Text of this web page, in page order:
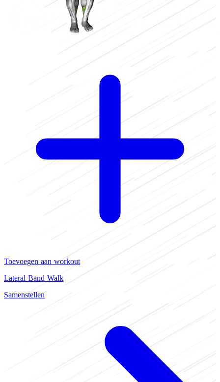
Toevoegen aan workout
Lateral Band Walk
Samenstellen